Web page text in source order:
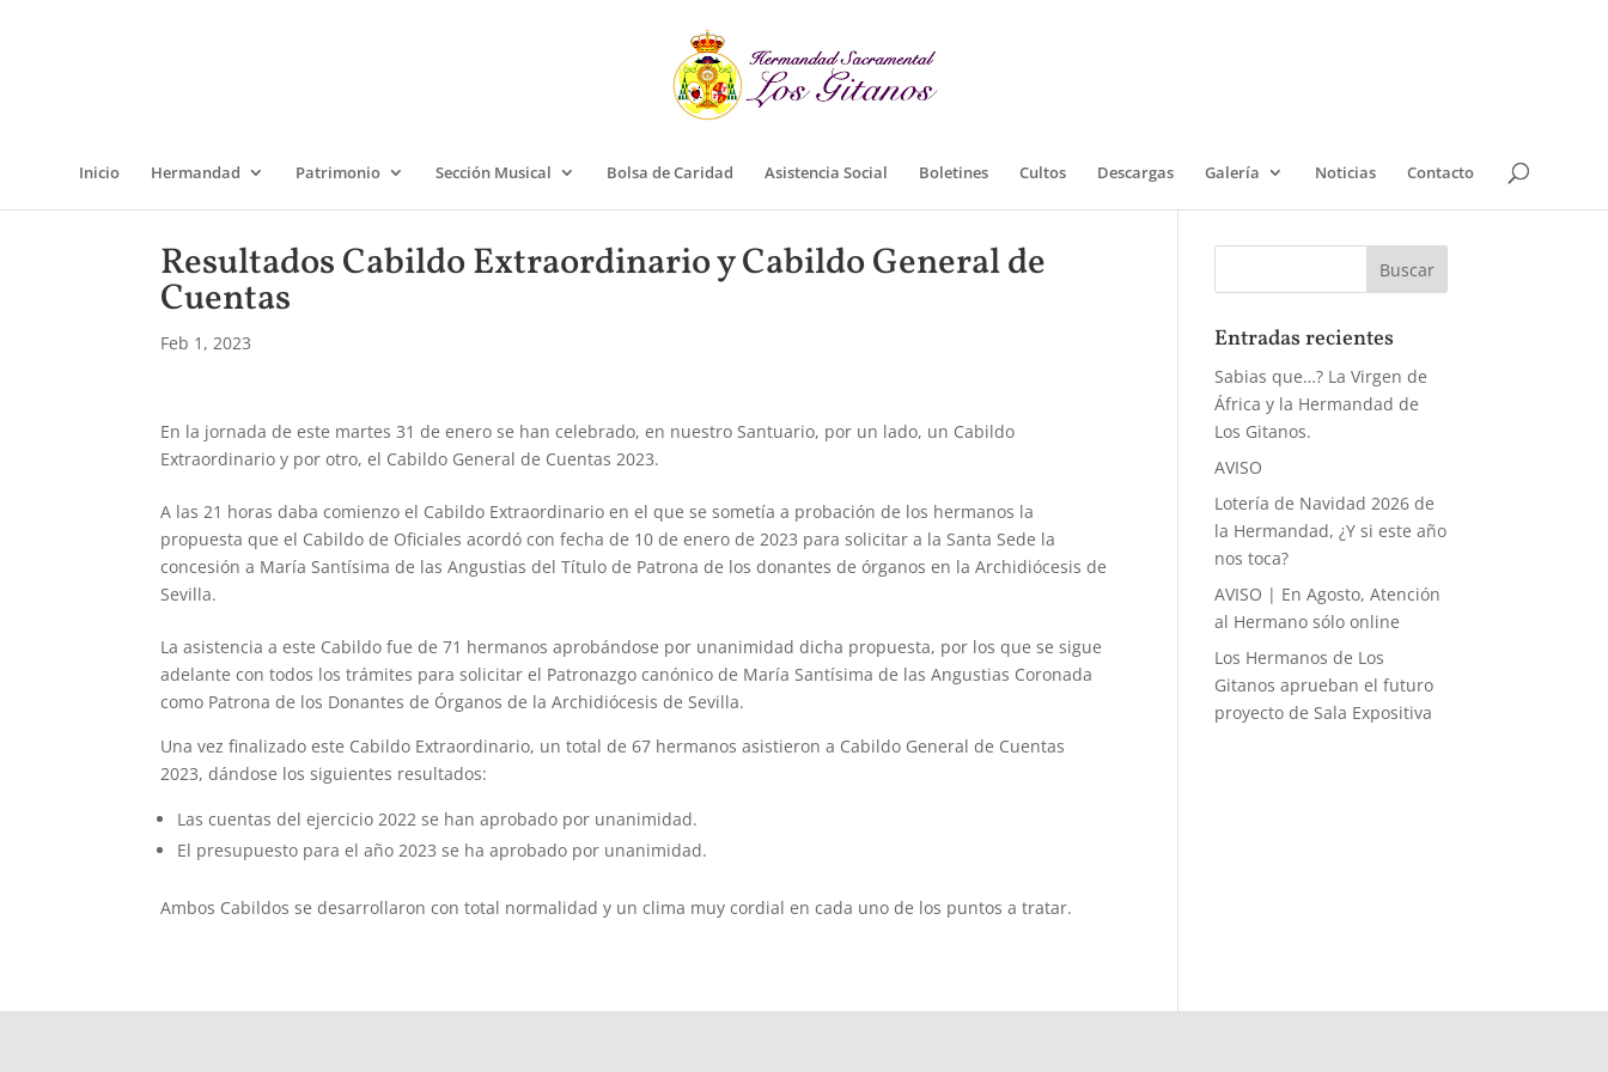
Inicio Hermandad Patrimonio Sección Musical Bolsa de Caridad Asistencia Social Boletines Cultos Descargas Galería Noticias Contacto
Resultados Cabildo Extraordinario y Cabildo General de
Cuentas
Feb 1, 2023
En la jornada de este martes 31 de enero se han celebrado, en nuestro Santuario, por un lado, un Cabildo
Extraordinario y por otro, el Cabildo General de Cuentas 2023.
A las 21 horas daba comienzo el Cabildo Extraordinario en el que se sometía a probación de los hermanos la
propuesta que el Cabildo de Oficiales acordó con fecha de 10 de enero de 2023 para solicitar a la Santa Sede la
concesión a María Santísima de las Angustias del Título de Patrona de los donantes de órganos en la Archidiócesis de
Sevilla.
La asistencia a este Cabildo fue de 71 hermanos aprobándose por unanimidad dicha propuesta, por los que se sigue
adelante con todos los trámites para solicitar el Patronazgo canónico de María Santísima de las Angustias Coronada
como Patrona de los Donantes de Órganos de la Archidiócesis de Sevilla.
Una vez finalizado este Cabildo Extraordinario, un total de 67 hermanos asistieron a Cabildo General de Cuentas
2023, dándose los siguientes resultados:
Las cuentas del ejercicio 2022 se han aprobado por unanimidad.
El presupuesto para el año 2023 se ha aprobado por unanimidad.
Ambos Cabildos se desarrollaron con total normalidad y un clima muy cordial en cada uno de los puntos a tratar.
Entradas recientes
Sabias que…? La Virgen de
África y la Hermandad de
Los Gitanos.
AVISO
Lotería de Navidad 2026 de
la Hermandad, ¿Y si este año
nos toca?
AVISO | En Agosto, Atención
al Hermano sólo online
Los Hermanos de Los
Gitanos aprueban el futuro
proyecto de Sala Expositiva